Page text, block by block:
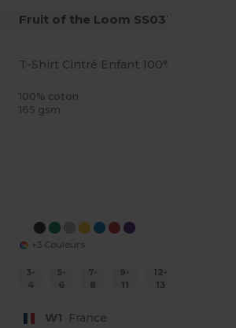
Fruit of the Loom SS031
100% coton
165 gsm
+3 Couleurs
3-
4
5-
6
7-
8
9-
11
12-
13
W1 France